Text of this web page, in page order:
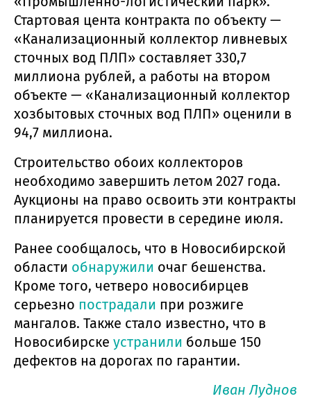
Стартовая цента контракта по объекту —
«Канализационный коллектор ливневых
сточных вод ПЛП» составляет 330,7
миллиона рублей, а работы на втором
объекте — «Канализационный коллектор
хозбытовых сточных вод ПЛП» оценили в
94,7 миллиона.
Строительство обоих коллекторов
необходимо завершить летом 2027 года.
Аукционы на право освоить эти контракты
планируется провести в середине июля.
Ранее сообщалось, что в Новосибирской
области обнаружили очаг бешенства.
Кроме того, четверо новосибирцев
серьезно пострадали при розжиге
мангалов. Также стало известно, что в
Новосибирске устранили больше 150
дефектов на дорогах по гарантии.
Иван Луднов